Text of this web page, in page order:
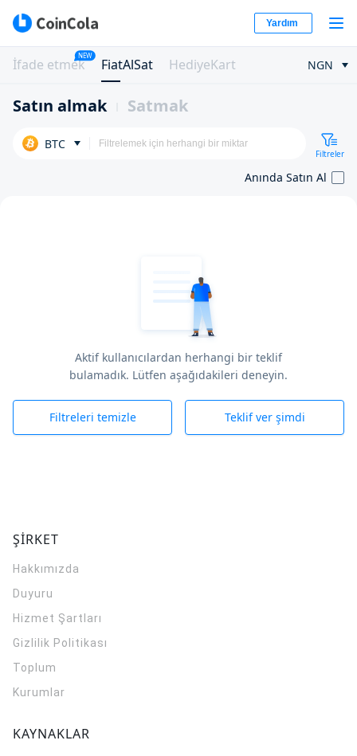
Yardım
İfade etmek
NEW
FiatAlSat HediyeKart NGN
Satın almak Satmak
BTC
Filtreler
Anında Satın Al
Aktif kullanıcılardan herhangi bir teklif
bulamadık. Lütfen aşağıdakileri deneyin.
Filtreleri temizle Teklif ver şimdi
ŞİRKET
Hakkımızda
Duyuru
Hizmet Şartları
Gizlilik Politikası
Toplum
Kurumlar
KAYNAKLAR